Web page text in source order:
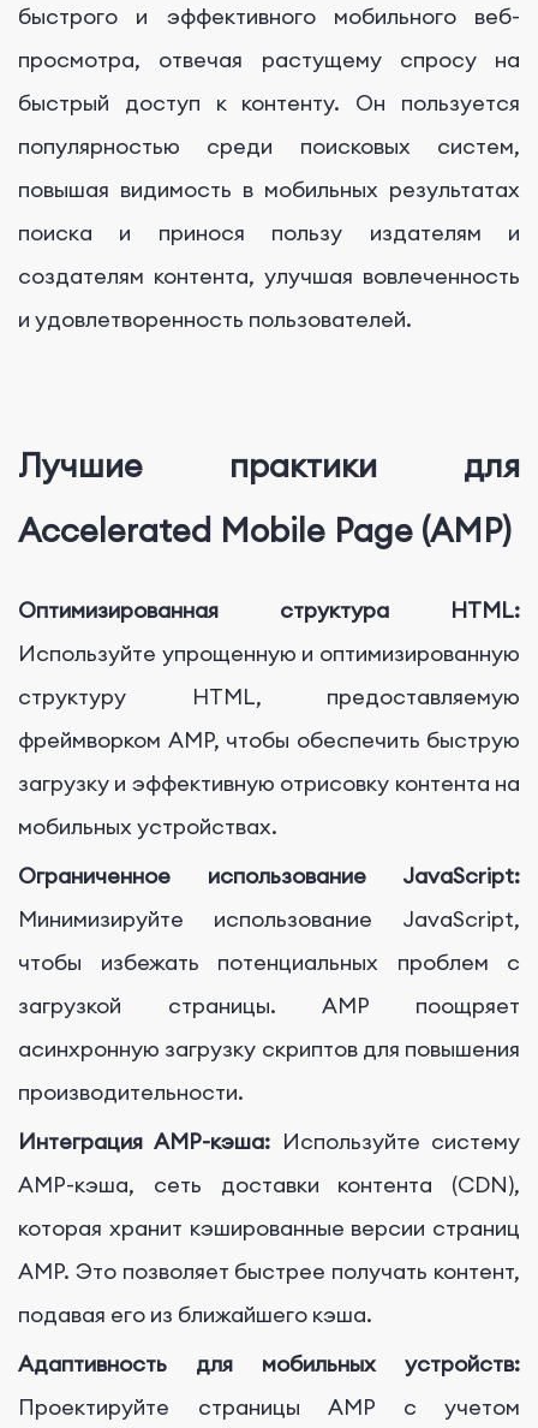
быстрого и эффективного мобильного веб-
просмотра, отвечая растущему спросу на
быстрый доступ к контенту. Он пользуется
популярностью среди поисковых систем,
повышая видимость в мобильных результатах
поиска и принося пользу издателям и
создателям контента, улучшая вовлеченность
и удовлетворенность пользователей.
Лучшие практики для
Accelerated Mobile Page (AMP)
Оптимизированная структура HTML:
Используйте упрощенную и оптимизированную
структуру HTML, предоставляемую
фреймворком AMP, чтобы обеспечить быструю
загрузку и эффективную отрисовку контента на
мобильных устройствах.
Ограниченное использование JavaScript:
Минимизируйте использование JavaScript,
чтобы избежать потенциальных проблем с
загрузкой страницы. AMP поощряет
асинхронную загрузку скриптов для повышения
производительности.
Интеграция AMP-кэша: Используйте систему
AMP-кэша, сеть доставки контента (CDN),
которая хранит кэшированные версии страниц
AMP. Это позволяет быстрее получать контент,
подавая его из ближайшего кэша.
Адаптивность для мобильных устройств:
Проектируйте страницы AMP с учетом